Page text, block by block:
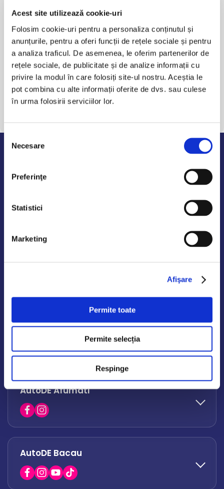
Acest site utilizează cookie-uri
Folosim cookie-uri pentru a personaliza conținutul și
anunțurile, pentru a oferi funcții de rețele sociale și pentru
a analiza traficul. De asemenea, le oferim partenerilor de
rețele sociale, de publicitate și de analize informații cu
privire la modul în care folosiți site-ul nostru. Aceștia le
pot combina cu alte informații oferite de dvs. sau culese
în urma folosirii serviciilor lor.
Selecția
consimțământului
Necesare
Preferinţe
Statistici
Marketing
Afişare
Permite toate
Permite selecția
Respinge
Da, sunt de acord și am cititPolitica de
confidențialitate
Nu, nu sunt de acord cuPolitica de
confidențialitate
Trimite mesaj
Luni - Vineri: 09:00-18:00
AutoDE Odaii
Șoseaua Odăii 243, Sector 1, București
0742 444 194
office.odaii@autode.ro
AutoDE Militari
0758 338 428
office.militari@autode.ro
AutoDE Afumati
0751 628 054
AutoDE Bacau